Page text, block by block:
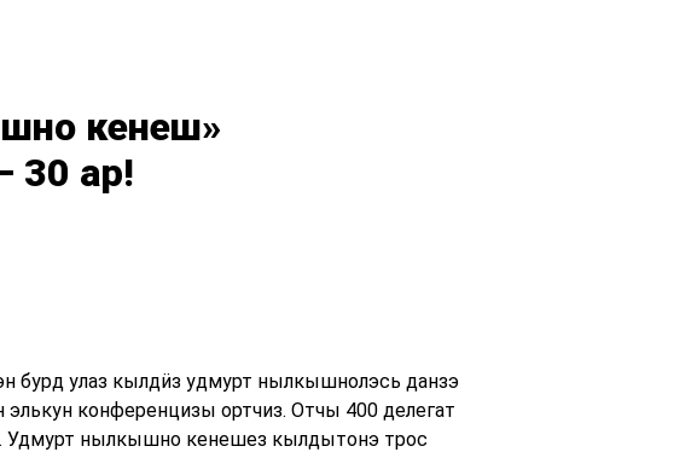
кенеш»
30 ар!
бурд улаз кылдӥз удмурт нылкышнолэсь данзэ
конференцизы ортчиз. Отчы 400 делегат
Удмурт нылкышно кенешез кылдытонэ трос